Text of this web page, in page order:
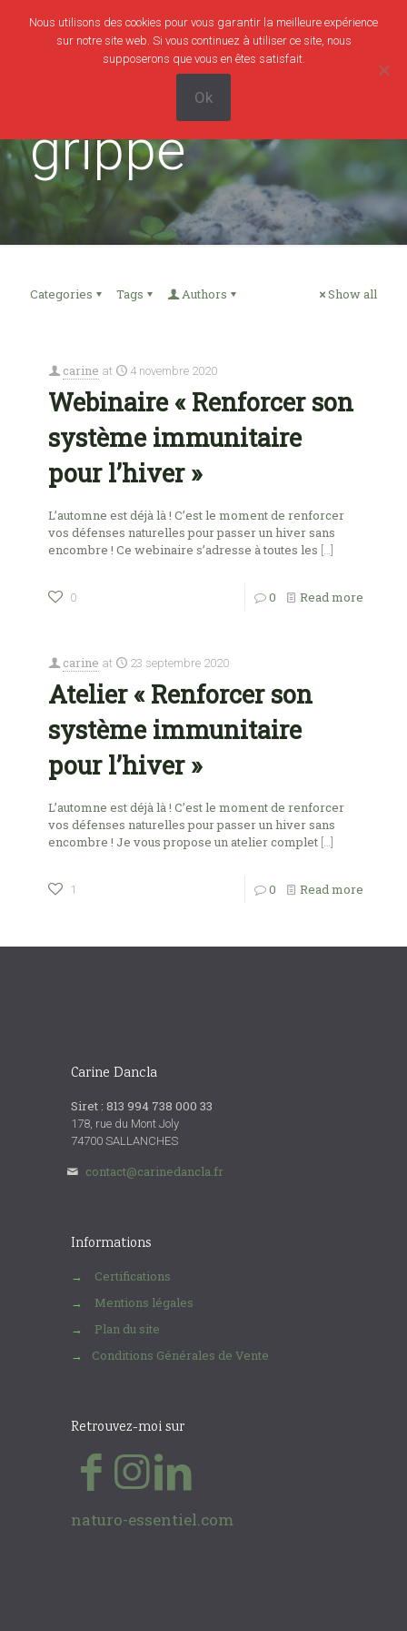
0
0,00€
grippe
Categories Tags Authors Show all
carine at 4 novembre 2020
Webinaire « Renforcer son
système immunitaire
pour l’hiver »
L’automne est déjà là ! C’est le moment de renforcer
vos défenses naturelles pour passer un hiver sans
encombre ! Ce webinaire s’adresse à toutes les […]
0 0 Read more
carine at 23 septembre 2020
Atelier « Renforcer son
système immunitaire
pour l’hiver »
L’automne est déjà là ! C’est le moment de renforcer
vos défenses naturelles pour passer un hiver sans
encombre ! Je vous propose un atelier complet […]
1 0 Read more
Carine Dancla
Siret : 813 994 738 000 33
178, rue du Mont Joly
74700 SALLANCHES
contact@carinedancla.fr
Informations
→ Certifications
→ Mentions légales
→ Plan du site
→ Conditions Générales de Vente
Retrouvez-moi sur
naturo-essentiel.com
Nous utilisons des cookies pour vous garantir la meilleure expérience
sur notre site web. Si vous continuez à utiliser ce site, nous
supposerons que vous en êtes satisfait.
Ok